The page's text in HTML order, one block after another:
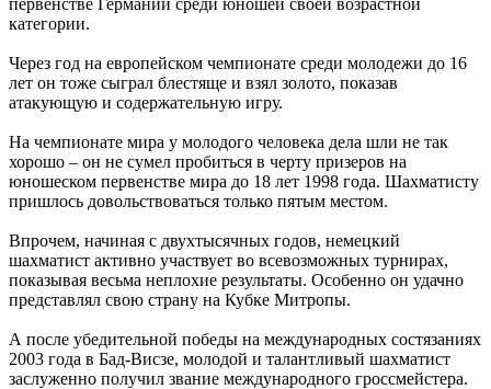
категории.
Через год на европейском чемпионате среди молодежи до 16
лет он тоже сыграл блестяще и взял золото, показав
атакующую и содержательную игру.
На чемпионате мира у молодого человека дела шли не так
хорошо – он не сумел пробиться в черту призеров на
юношеском первенстве мира до 18 лет 1998 года. Шахматисту
пришлось довольствоваться только пятым местом.
Впрочем, начиная с двухтысячных годов, немецкий
шахматист активно участвует во всевозможных турнирах,
показывая весьма неплохие результаты. Особенно он удачно
представлял свою страну на Кубке Митропы.
А после убедительной победы на международных состязаниях
2003 года в Бад-Висзе, молодой и талантливый шахматист
заслуженно получил звание международного гроссмейстера.